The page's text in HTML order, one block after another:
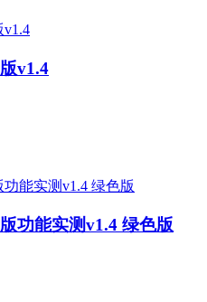
v1.4
功能实测v1.4 绿色版